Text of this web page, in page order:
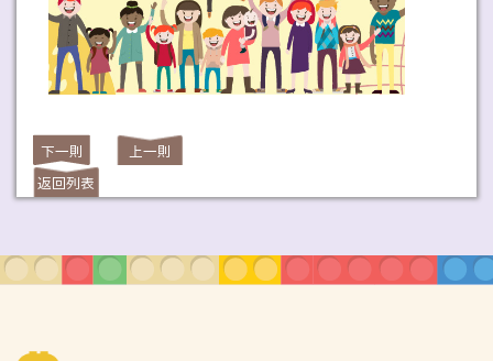
下一則
上一則
返回列表